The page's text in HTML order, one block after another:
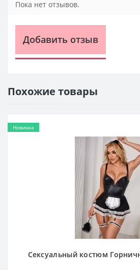
Пока нет отзывов.
Добавить отзыв
Похожие товары
Новинка
Сексуальный костюм